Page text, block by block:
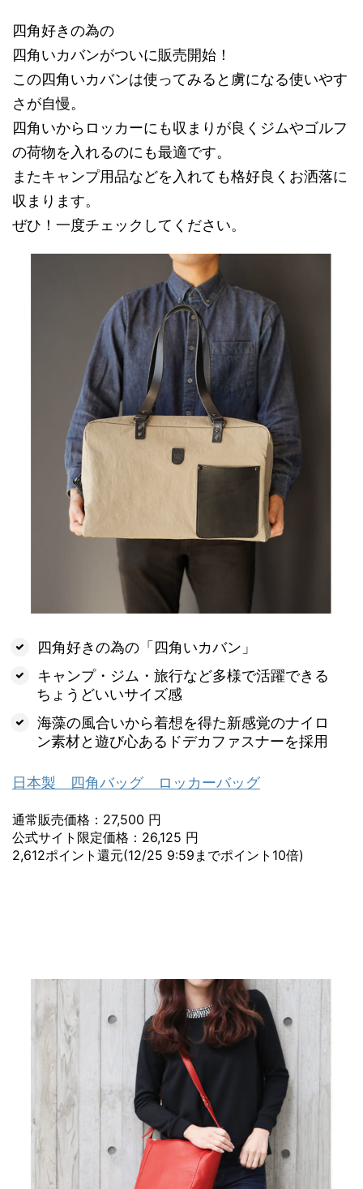
四角好きの為の
四角いカバンがついに販売開始！
この四角いカバンは使ってみると虜になる使いやす
さが自慢。
四角いからロッカーにも収まりが良くジムやゴルフ
の荷物を入れるのにも最適です。
またキャンプ用品などを入れても格好良くお洒落に
収まります。
ぜひ！一度チェックしてください。
四角好きの為の「四角いカバン」
キャンプ・ジム・旅行など多様で活躍できる
ちょうどいいサイズ感
海藻の風合いから着想を得た新感覚のナイロ
ン素材と遊び心あるドデカファスナーを採用
日本製 四角バッグ ロッカーバッグ
通常販売価格：27,500 円
公式サイト限定価格：26,125 円
2,612ポイント還元(12/25 9:59までポイント10倍)